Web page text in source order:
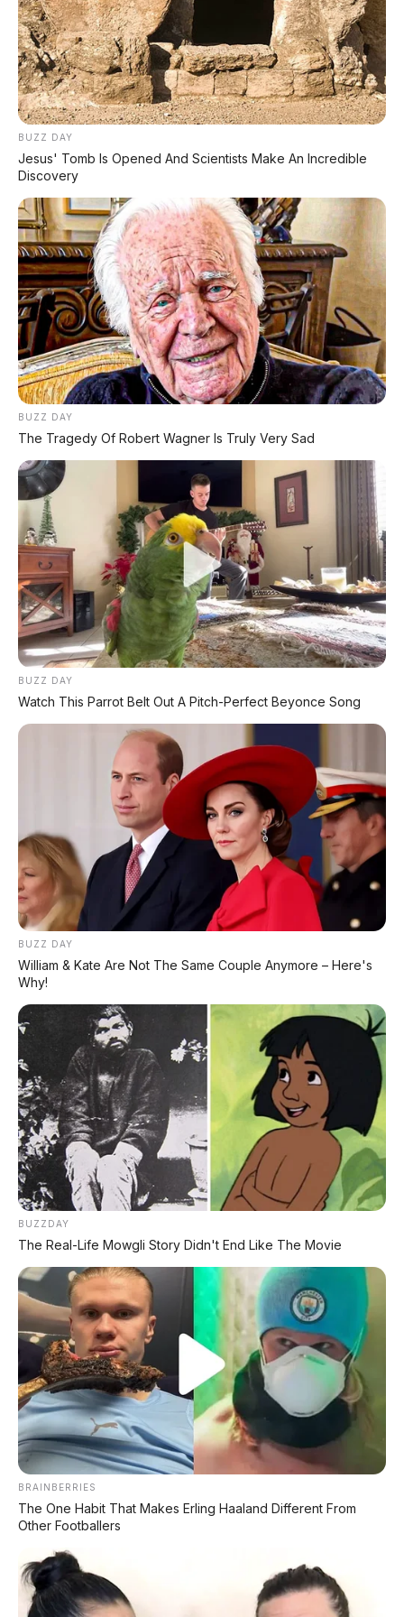
suspensi double wishbone, sampai desain
lighting bar linear. Dengan harga Rp60
jutaan, Omo X menawarkan teknologi
yang biasanya cuma ditemukan di
kendaraan premium. Apakah ini motor
listrik paling canggih di kelasnya?
Tampaknya iya.
📰 Baca Juga:
🚗 Chery Q
Mobil listrik mungil Rp200 jutaan siap
tantang Wuling.
🏁 Honda Prelude
270 unit terjual sebelum mobil datang.
🚢 BYD Kapal Raksasa
Angkut 7.000 mobil listrik sekali jalan.
🚐 Farizon SV
Van listrik 16 kursi siap tantang Hiace.
#OmowayOmoX #TeslaCybertruck
#MotorListrik #GuardianMode
#EVIndonesia
© 2026 AP Motor - Omoway Omo X vs Tesla Cybertruck: 10
kesamaan teknis yang bikin Omo X layak disebut Tesla-nya
motor listrik.
Bagikan:
Postingan Terkait
Skema Cicilan Omoway
OMO X 2026: Siapkan
Budget Segini Tiap Bulan!
Molis Spec 25 Jutaan
Dijual 11 Juta, VinFast Viper
Berikut Info Lengkapnya
Omoway OMO X Panen
Kritikan di Medsos: Ban
Belakang Goyang, Spakbor
Copot, Suara Koprak-
Koprak!
Terpantau di SPKLU
Surabaya: Motor Omoway
Bersiap Dijajal Jelang
Peluncuran 12 Maret
Cas 9 Menit Jarak 755 Km,
Harga Cuma 20 Jutaan!
BUZZ DAY
Jesus' Tomb Is Opened And Scientists Make An Incredible
Discovery
BUZZ DAY
The Tragedy Of Robert Wagner Is Truly Very Sad
BUZZ DAY
Watch This Parrot Belt Out A Pitch-Perfect Beyonce Song
BUZZ DAY
William & Kate Are Not The Same Couple Anymore – Here's
Why!
BUZZDAY
The Real-Life Mowgli Story Didn't End Like The Movie
BRAINBERRIES
The One Habit That Makes Erling Haaland Different From
Other Footballers